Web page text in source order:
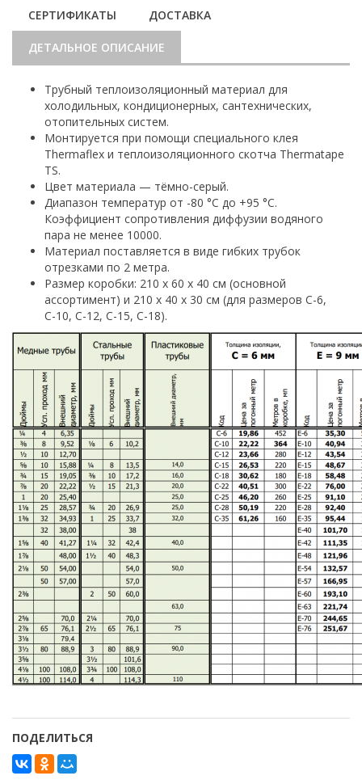
СЕРТИФИКАТЫ ДОСТАВКА
ДЕТАЛЬНОЕ ОПИСАНИЕ
Трубный теплоизоляционный материал для
холодильных, кондиционерных, сантехнических,
отопительных систем.
Монтируется при помощи специального клея
Thermaflex и теплоизоляционного скотча Thermatape
TS.
Цвет материала — тёмно-серый.
Диапазон температур от -80 °С до +95 °С.
Коэффициент сопротивления диффузии водяного
пара не менее 10000.
Материал поставляется в виде гибких трубок
отрезками по 2 метра.
Размер коробки: 210 х 60 х 40 см (основной
ассортимент) и 210 х 40 х 30 см (для размеров С-6,
С-10, С-12, С-15, С-18).
ПОДЕЛИТЬСЯ